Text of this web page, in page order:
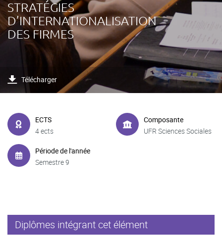
STRATÉGIES
D’INTERNATIONALISATION
DES FIRMES
Télécharger
ECTS
4 ects
Composante
UFR Sciences Sociales
Période de l'année
Semestre 9
Diplômes intégrant cet élément